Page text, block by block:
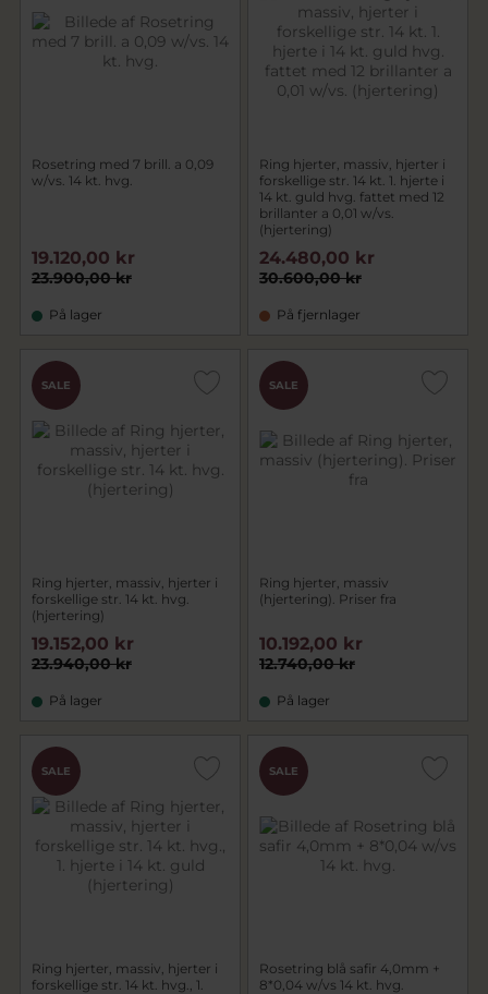
Rosetring med 7 brill. a 0,09
w/vs. 14 kt. hvg.
23.900,00 kr
19.120,00 kr
På lager
Ring hjerter, massiv, hjerter i
forskellige str. 14 kt. 1. hjerte i
14 kt. guld hvg. fattet med 12
brillanter a 0,01 w/vs.
(hjertering)
30.600,00 kr
24.480,00 kr
På fjernlager
SALE
Ring hjerter, massiv, hjerter i
forskellige str. 14 kt. hvg.
(hjertering)
23.940,00 kr
19.152,00 kr
På lager
SALE
Ring hjerter, massiv
(hjertering). Priser fra
12.740,00 kr
10.192,00 kr
På lager
SALE
Ring hjerter, massiv, hjerter i
forskellige str. 14 kt. hvg., 1.
SALE
Rosetring blå safir 4,0mm +
8*0,04 w/vs 14 kt. hvg.